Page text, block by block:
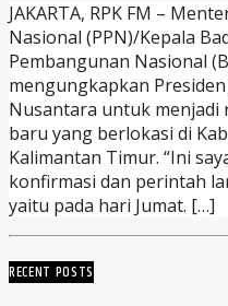
JAKARTA, RPK FM –
Nasional (PPN)/Kepala
Pembangunan Nasional
mengungkapkan
Nusantara untuk menjadi
baru yang berlokasi di
Kalimantan Timur. “Ini
konfirmasi dan perintah
yaitu pada hari Jumat. […]
RECENT POSTS